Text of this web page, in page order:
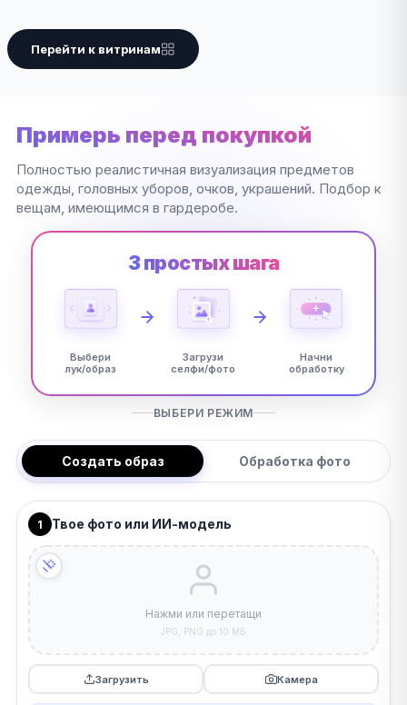
Перейти к витринам
Примерь перед покупкой
Полностью реалистичная визуализация предметов
одежды, головных уборов, очков, украшений. Подбор к
вещам, имеющимся в гардеробе.
3 простых шага
Выбери
лук/образ
Загрузи
селфи/фото
Начни
обработку
ВЫБЕРИ РЕЖИМ
Создать образ Обработка фото
1 Твое фото или ИИ-модель
Нажми или перетащи
JPG, PNG до 10 МБ
Загрузить Камера